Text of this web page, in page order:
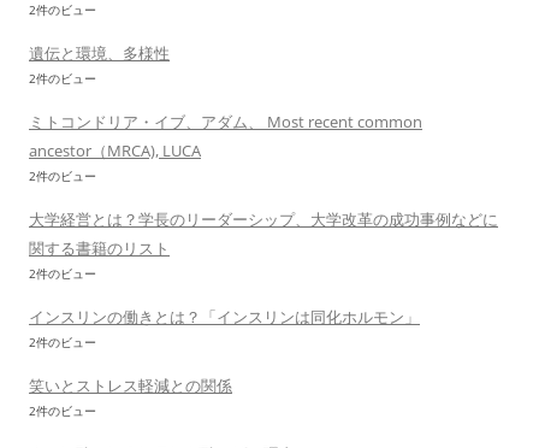
2件のビュー
遺伝と環境、多様性
2件のビュー
ミトコンドリア・イブ、アダム、 Most recent common
ancestor（MRCA), LUCA
2件のビュー
大学経営とは？学長のリーダーシップ、大学改革の成功事例などに
関する書籍のリスト
2件のビュー
インスリンの働きとは？「インスリンは同化ホルモン」
2件のビュー
笑いとストレス軽減との関係
2件のビュー